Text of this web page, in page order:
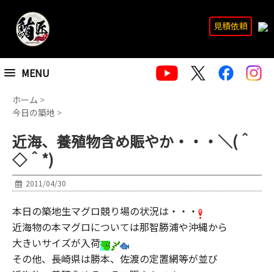
MENU
見積依頼
ホーム >
今日の築地 >
近海、養殖物含め賑やか・・・＼(＾
◇＾*)
2011/04/30
本日の築地生マグロ競り場の状況は・・・
近海物の本マグロについては那智勝浦や沖縄から
大きいサイズが入荷
その他、長崎県は勝本、佐渡の定置網等が並び